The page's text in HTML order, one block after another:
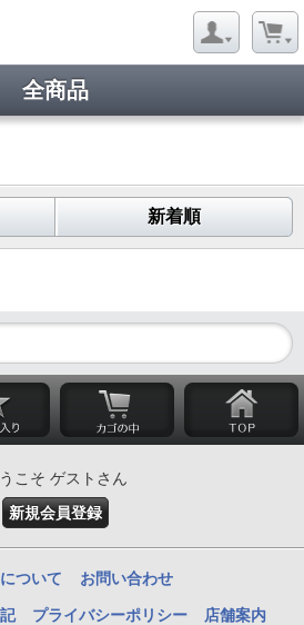
全商品
新着順
こそ ゲストさん
新規会員登録
ついて お問い合わせ
プライバシーポリシー 店舗案内